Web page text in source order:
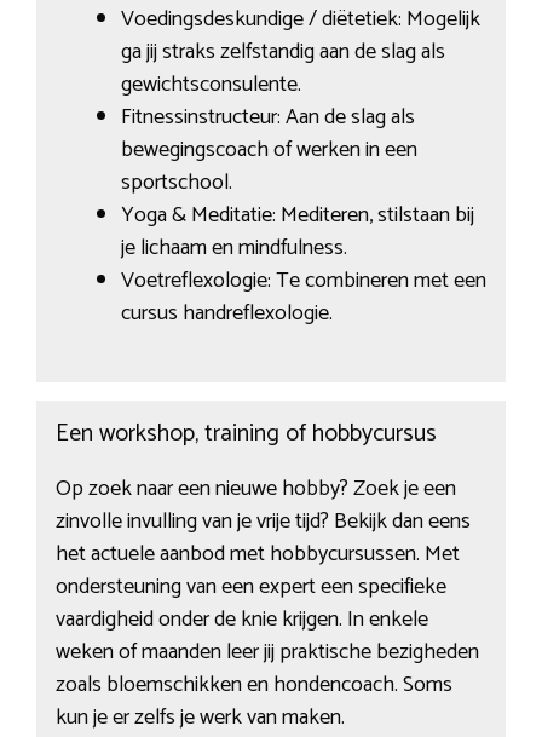
Voedingsdeskundige / diëtetiek: Mogelijk
ga jij straks zelfstandig aan de slag als
gewichtsconsulente.
Fitnessinstructeur: Aan de slag als
bewegingscoach of werken in een
sportschool.
Yoga & Meditatie: Mediteren, stilstaan bij
je lichaam en mindfulness.
Voetreflexologie: Te combineren met een
cursus handreflexologie.
Een workshop, training of hobbycursus
Op zoek naar een nieuwe hobby? Zoek je een
zinvolle invulling van je vrije tijd? Bekijk dan eens
het actuele aanbod met hobbycursussen. Met
ondersteuning van een expert een specifieke
vaardigheid onder de knie krijgen. In enkele
weken of maanden leer jij praktische bezigheden
zoals bloemschikken en hondencoach. Soms
kun je er zelfs je werk van maken.